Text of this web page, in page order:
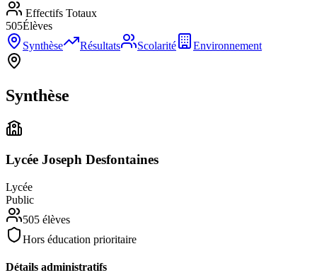
Effectifs Totaux
505Élèves
Synthèse
Résultats Scolarité Environnement
Synthèse
Lycée Joseph Desfontaines
Lycée
Public
505 élèves
Hors éducation prioritaire
Détails administratifs